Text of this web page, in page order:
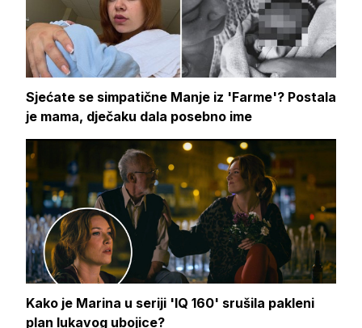
Sjećate se simpatične Manje iz 'Farme'? Postala
je mama, dječaku dala posebno ime
Kako je Marina u seriji 'IQ 160' srušila pakleni
plan lukavog ubojice?